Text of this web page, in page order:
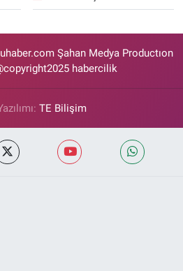
Şahan Medya Productıon
habercilik
TE Bilişim